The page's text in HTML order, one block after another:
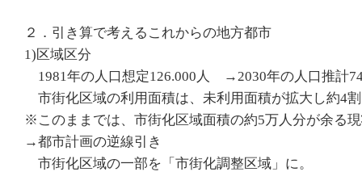
２．引き算で考えるこれからの地方都市
1)区域区分
1981年の人口想定126.000人 →2030年の人口推計
市街化区域の利用面積は、未利用面積が拡大し約4
※このままでは、市街化区域面積の約5万人分が余る
→都市計画の逆線引き
市街化区域の一部を「市街化調整区域」に。